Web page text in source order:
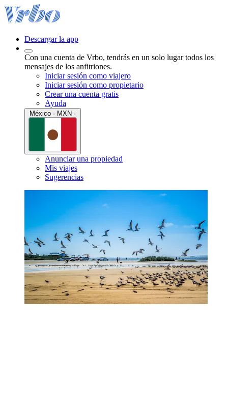
Descargar la app
Con una cuenta de Vrbo, tendrás en un solo lugar todos los
mensajes de los anfitriones.
Iniciar sesión como viajero
Iniciar sesión como propietario
Crear una cuenta gratis
Ayuda
Anunciar una propiedad
Mis viajes
Sugerencias